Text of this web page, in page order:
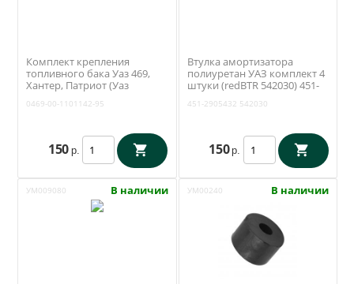
Комплект крепления
топливного бака Уаз 469,
Хантер, Патриот (Уаз
0469-00-1101142-95
150 р.
Втулка амортизатора
полиуретан УАЗ комплект 4
штуки (redBTR 542030) 451-
451-2905432 542030
150 р.
УМ009080 В наличии УМ00240 В наличии